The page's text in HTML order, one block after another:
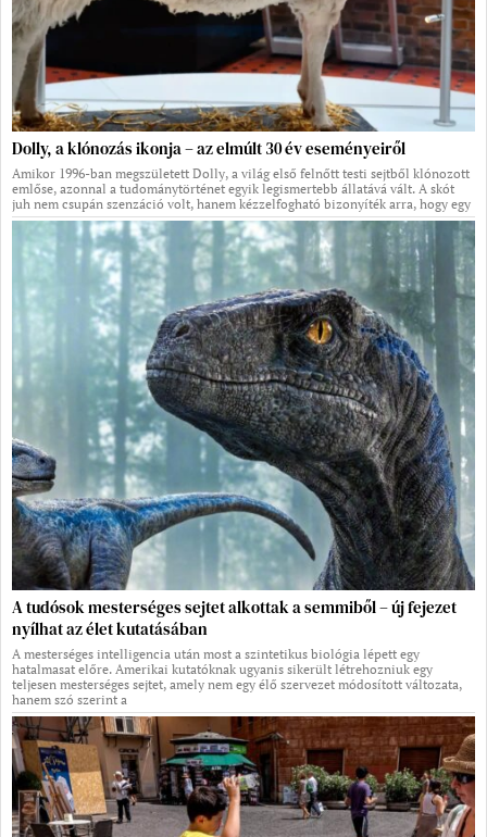
Dolly, a klónozás ikonja – az elmúlt 30 év eseményeiről
Amikor 1996-ban megszületett Dolly, a világ első felnőtt testi sejtből klónozott
emlőse, azonnal a tudománytörténet egyik legismertebb állatává vált. A skót
juh nem csupán szenzáció volt, hanem kézzelfogható bizonyíték arra, hogy egy
A tudósok mesterséges sejtet alkottak a semmiből – új fejezet
nyílhat az élet kutatásában
A mesterséges intelligencia után most a szintetikus biológia lépett egy
hatalmasat előre. Amerikai kutatóknak ugyanis sikerült létrehozniuk egy
teljesen mesterséges sejtet, amely nem egy élő szervezet módosított változata,
hanem szó szerint a